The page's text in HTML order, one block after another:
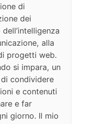
di
dei
alla
progetti web.
si impara, un
condividere
e contenuti
e far
giorno. Il mio